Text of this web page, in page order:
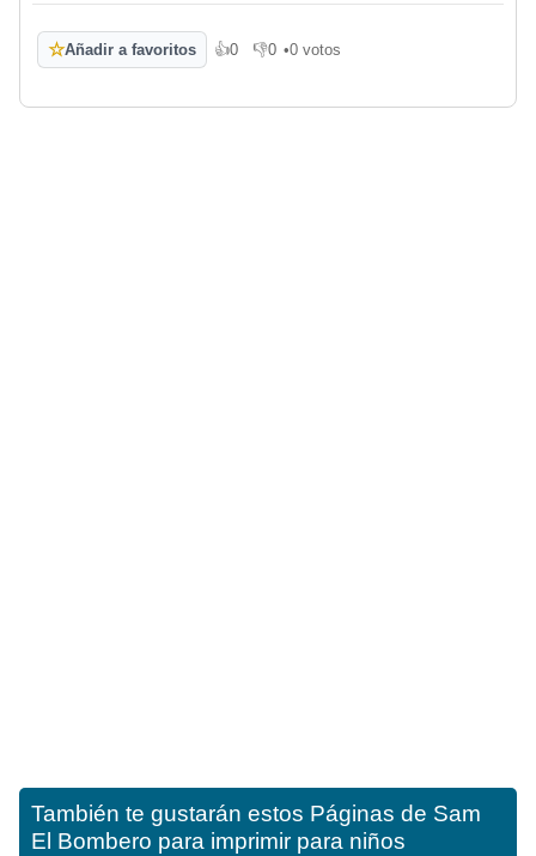
☆Añadir a favoritos 👍0
Me gusta
👎0
No me gusta
•0 votos
También te gustarán estos Páginas de Sam
El Bombero para imprimir para niños